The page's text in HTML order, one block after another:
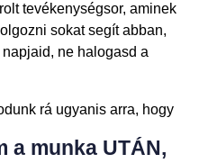
tevékenységsor, aminek
sokat segít abban,
ne halogasd a
rá ugyanis arra, hogy
a munka UTÁN,